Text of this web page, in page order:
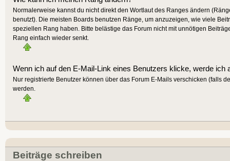
Normalerweise kannst du nicht direkt den Wortlaut des Ranges ändern
benutzt). Die meisten Boards benutzen Ränge, um anzuzeigen, wie viele
speziellen Rang haben. Bitte belästige das Forum nicht mit unnötigen
Rang einfach wieder senkt.
Wenn ich auf den E-Mail-Link eines Benutzers klicke, werde ich
Nur registrierte Benutzer können über das Forum E-Mails verschicken (falls
werden.
Beiträge schreiben